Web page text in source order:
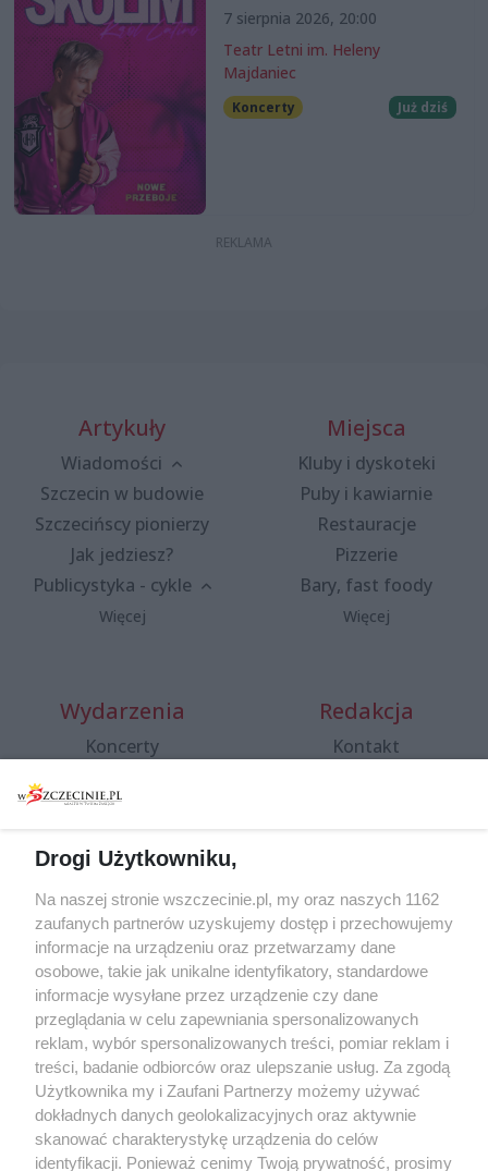
7 sierpnia 2026, 20:00
Teatr Letni im. Heleny
Majdaniec
Koncerty Już dziś
Artykuły
Wiadomości
Szczecin w budowie
Szczecińscy pionierzy
Jak jedziesz?
Publicystyka - cykle
Więcej
Miejsca
Kluby i dyskoteki
Puby i kawiarnie
Restauracje
Pizzerie
Bary, fast foody
Więcej
Wydarzenia
Koncerty
Spacery i oprowadzania
targi
Wernisaże
Więcej
Redakcja
Kontakt
Specjalny koncert z okazji
20. urodzin portalu
wSzczecinie.pl
Regulamin konkursów
śniadaniówka "Hej
Szczecin! Jest piątek!"
Partnerzy
Praca Szczecin
Drogi Użytkowniku,
Na naszej stronie wszczecinie.pl, my oraz naszych 1162
zaufanych partnerów uzyskujemy dostęp i przechowujemy
informacje na urządzeniu oraz przetwarzamy dane
osobowe, takie jak unikalne identyfikatory, standardowe
informacje wysyłane przez urządzenie czy dane
przeglądania w celu zapewniania spersonalizowanych
reklam, wybór spersonalizowanych treści, pomiar reklam i
treści, badanie odbiorców oraz ulepszanie usług. Za zgodą
Użytkownika my i Zaufani Partnerzy możemy używać
dokładnych danych geolokalizacyjnych oraz aktywnie
skanować charakterystykę urządzenia do celów
identyfikacji. Ponieważ cenimy Twoją prywatność, prosimy